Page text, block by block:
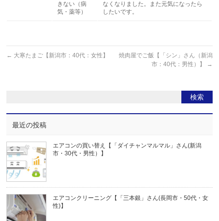
きない（病
気・薬等）
なくなりました。また元気になったら
したいです。
← 大寒たまご【新潟市：40代：女性】
焼肉屋でご飯【「シン」さん（新潟
市：40代：男性）】
→
最近の投稿
エアコンの買い替え【「ダイチャンマルマル」さん(新潟
市・30代・男性）】
エアコンクリーニング【「三本銀」さん(長岡市・50代・女
性)】